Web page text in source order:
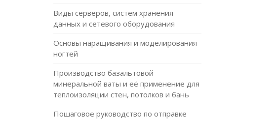
Виды серверов, систем хранения
данных и сетевого оборудования
Основы наращивания и моделирования
ногтей
Производство базальтовой
минеральной ваты и её применение для
теплоизоляции стен, потолков и бань
Пошаговое руководство по отправке